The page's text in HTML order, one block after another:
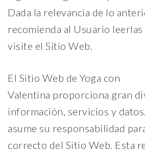
Dada la relevancia de lo
recomienda al Usuario leerlas
visite el Sitio Web.
El Sitio Web de Yoga con
Valentina proporciona gran
información, servicios y
asume su responsabilidad
correcto del Sitio Web. Esta